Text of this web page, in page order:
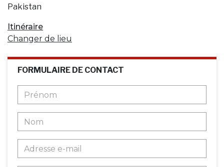
Pakistan
Itinéraire
Changer de lieu
FORMULAIRE DE CONTACT